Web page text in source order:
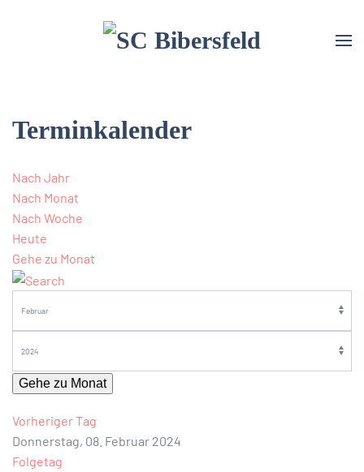
Terminkalender
Nach Jahr
Nach Monat
Nach Woche
Heute
Gehe zu Monat
Gehe zu Monat
Vorheriger Tag
Donnerstag, 08. Februar 2024
Folgetag